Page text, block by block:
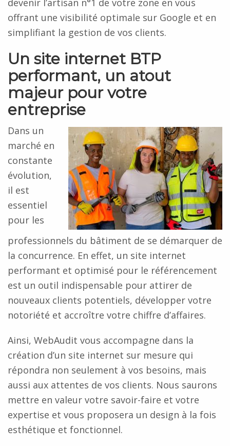
devenir l’artisan n°1 de votre zone en vous
offrant une visibilité optimale sur Google et en
simplifiant la gestion de vos clients.
Un site internet BTP
performant, un atout
majeur pour votre
entreprise
Dans un
marché en
constante
évolution,
il est
essentiel
pour les
professionnels du bâtiment de se démarquer de
la concurrence. En effet, un site internet
performant et optimisé pour le référencement
est un outil indispensable pour attirer de
nouveaux clients potentiels, développer votre
notoriété et accroître votre chiffre d’affaires.
Ainsi, WebAudit vous accompagne dans la
création d’un site internet sur mesure qui
répondra non seulement à vos besoins, mais
aussi aux attentes de vos clients. Nous saurons
mettre en valeur votre savoir-faire et votre
expertise et vous proposera un design à la fois
esthétique et fonctionnel.